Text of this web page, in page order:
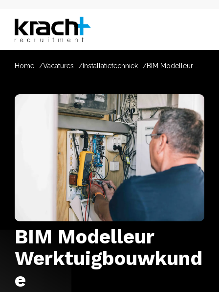
Home Vacatures Installatietechniek
BIM Modelleur
Werktuigbouwkund
e